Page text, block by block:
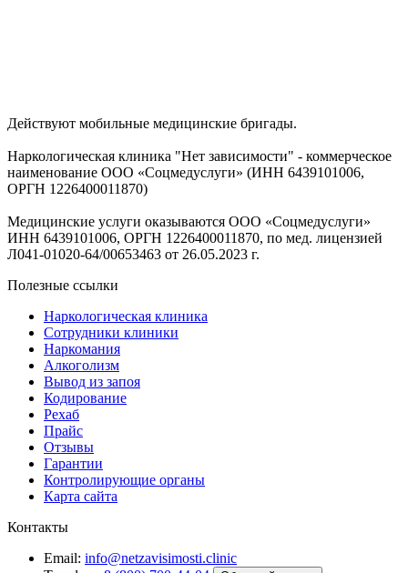
Действуют мобильные медицинские бригады.
Наркологическая клиника "Нет зависимости" - коммерческое
наименование ООО «Соцмедуслуги» (ИНН 6439101006,
ОРГН 1226400011870)
Медицинские услуги оказываются ООО «Соцмедуслуги»
ИНН 6439101006, ОРГН 1226400011870, по мед. лицензией
Л041-01020-64/00653463 от 26.05.2023 г.
Полезные ссылки
Наркологическая клиника
Сотрудники клиники
Наркомания
Алкоголизм
Вывод из запоя
Кодирование
Рехаб
Прайс
Отзывы
Гарантии
Контролирующие органы
Карта сайта
Контакты
Email: info@netzavisimosti.clinic